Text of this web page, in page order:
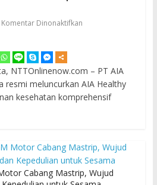
Komentar Dinonaktifkan
NTTOnlinenow.com – PT AIA
resmi meluncurkan AIA Healthy
kesehatan komprehensif
Cabang Mastrip, Wujud